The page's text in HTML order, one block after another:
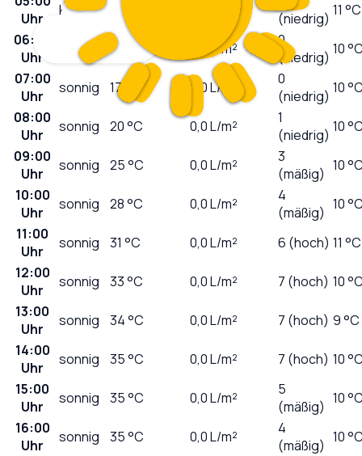
Uhr
klar 17°C
(niedrig) 11 °C
06:00
Uhr
sonnig 16 °C L/m²
0
(niedrig) 10
07:00
Uhr
sonnig 17 °C 0,0L/m²
0
(niedrig) 10
08:00
Uhr
sonnig 20°C 0,0L/m²
1
(niedrig) 10
09:00
Uhr
sonnig 25°C 0,0L/m²
3
(mäßig) 10
10:00
Uhr
sonnig 28°C 0,0L/m²
4
(mäßig) 10
11:00
Uhr
sonnig 31 °C 0,0L/m² 6 (hoch) 11 °C
12:00
Uhr
sonnig 33°C 0,0L/m² 7 (hoch) 10
13:00
Uhr
sonnig 34°C 0,0L/m² 7 (hoch) 9 °C
14:00
Uhr
sonnig 35°C 0,0L/m² 7 (hoch) 10
15:00
Uhr
sonnig 35°C 0,0L/m²
5
(mäßig) 10
16:00
Uhr
sonnig 35°C 0,0L/m²
4
(mäßig) 10